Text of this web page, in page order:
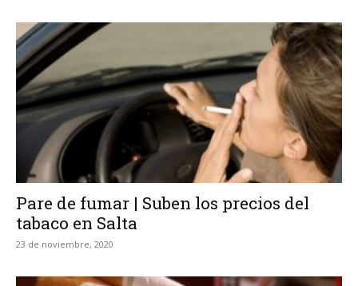
Pare de fumar | Suben los precios del
tabaco en Salta
23 de noviembre, 2020